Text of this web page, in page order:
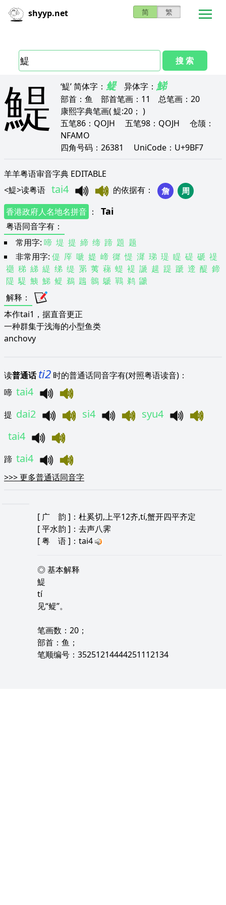
shyyp.net 简 繁
搜 索
鯷 ‘鯷’简体字： 鳀 异体字： 鮷
部首： 鱼 部首笔画： 11 总笔画： 20
康熙字典笔画( 鯷:20； )
五笔86： QOJH 五笔98： QOJH 仓颉：
NFAMO
四角号码： 26381 UniCode： U+9BF7
羊羊粤语审音字典 EDITABLE
<鯷>读粤语 tai4 的依据有 ： 詹
周
香港政府人名地名拼音 ： Tai
粤语同音字有 ：
常用字: 啼 堤 提 締 缔 蹄 題 题
非常用字: 偍 厗 嗁 媞 崹 徲 惿 漽 珶 瑅 睼 碮 磃 禔
禵 稊 綈 緹 绨 缇 罤 荑 蕛 蝭 褆 謕 趧 踶 蹏 遆 醍 鍗
隄 騠 鮧 鮷 鳀 鵜 鶗 鶙 鷈 鷤 鹈 鼶
解释 ：
本作tai1，据直音更正
一种群集于浅海的小型鱼类
anchovy
读普通话 ti2 时的普通话同音字有(对照粤语读音)：
啼 tai4
提 dai2 si4
syu4
tai4
蹄 tai4
>>>更多普通话同音字
[ 广 韵 ]：杜奚切,上平12齐,tí,蟹开四平齐定
[平水韵 ]：去声八霁
[粤 语]：tai4
◎ 基本解释
鯷
tí
见“鳀”。
笔画数：20；
部首：鱼；
笔顺编号：35251214444251112134